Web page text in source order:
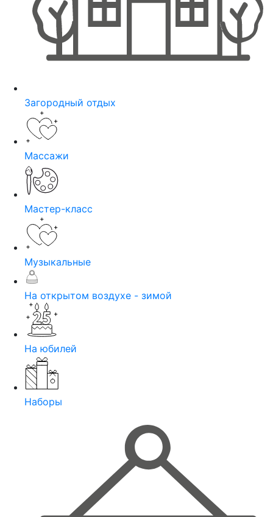
Загородный отдых
Массажи
Мастер-класс
Музыкальные
На открытом воздухе - зимой
На юбилей
Наборы